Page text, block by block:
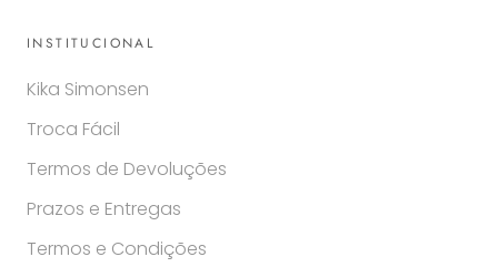
INSTITUCIONAL
Kika Simonsen
Troca Fácil
Termos de Devoluções
Prazos e Entregas
Termos e Condições